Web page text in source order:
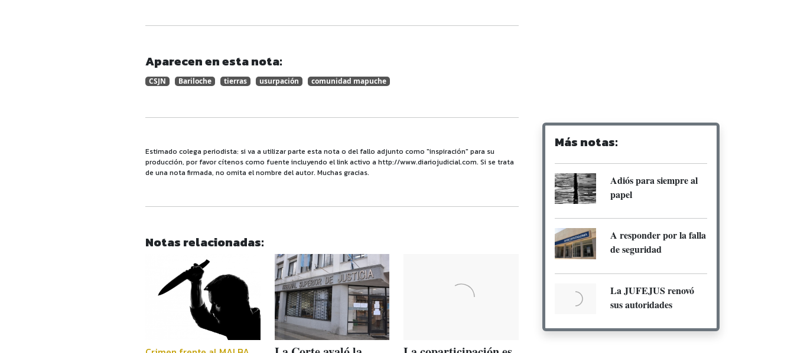
Aparecen en esta nota:
CSJN Bariloche tierras usurpación comunidad mapuche
Estimado colega periodista: si va a utilizar parte esta nota o del fallo adjunto como "inspiración" para su
producción, por favor cítenos como fuente incluyendo el link activo a http://www.diariojudicial.com. Si se trata
de una nota firmada, no omita el nombre del autor. Muchas gracias.
Notas relacionadas:
Más notas:
Adiós para siempre al
papel
A responder por la falla
de seguridad
La JUFEJUS renovó
sus autoridades